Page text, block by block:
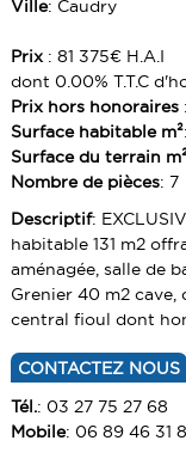
MAISONS
APPARTEMENT
IMMEUBLES
TERRAINS
APPARTEMENT
IMMEUBLES
TERRAINS
SERVICES
ALERTE E-MAIL
VENDRE UN BIEN
ESTIMATION
CALCULETTE
CONTACT
Ville: Caudry
Prix: 81 375€ H.A.I
dont 0.00% T.T.C
Prix hors honoraires
Surface habitable m²
Surface du terrain
Nombre de pièces: 7
Descriptif:
habitable 131 m2
aménagée, salle de
Grenier 40 m2 cave,
central fioul dont
CONTACTEZ NOUS
Tél.: 03 27 75 27 68
Mobile: 06 89 46 31